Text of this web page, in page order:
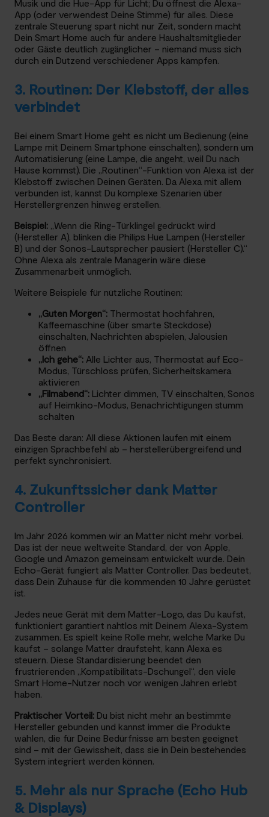
Musik und die Hue-App für Licht; Du öffnest die Alexa-
App (oder verwendest Deine Stimme) für alles. Diese
zentrale Steuerung spart nicht nur Zeit, sondern macht
Dein Smart Home auch für andere Haushaltsmitglieder
oder Gäste deutlich zugänglicher – niemand muss sich
durch ein Dutzend verschiedener Apps kämpfen.
3. Routinen: Der Klebstoff, der alles
verbindet
Bei einem Smart Home geht es nicht um Bedienung (eine
Lampe mit Deinem Smartphone einschalten), sondern um
Automatisierung (eine Lampe, die angeht, weil Du nach
Hause kommst). Die „Routinen“-Funktion von Alexa ist der
Klebstoff zwischen Deinen Geräten. Da Alexa mit allem
verbunden ist, kannst Du komplexe Szenarien über
Herstellergrenzen hinweg erstellen.
Beispiel: „Wenn die Ring-Türklingel gedrückt wird
(Hersteller A), blinken die Philips Hue Lampen (Hersteller
B) und der Sonos-Lautsprecher pausiert (Hersteller C).“
Ohne Alexa als zentrale Managerin wäre diese
Zusammenarbeit unmöglich.
Weitere Beispiele für nützliche Routinen:
„Guten Morgen“: Thermostat hochfahren,
Kaffeemaschine (über smarte Steckdose)
einschalten, Nachrichten abspielen, Jalousien
öffnen
„Ich gehe“: Alle Lichter aus, Thermostat auf Eco-
Modus, Türschloss prüfen, Sicherheitskamera
aktivieren
„Filmabend“: Lichter dimmen, TV einschalten, Sonos
auf Heimkino-Modus, Benachrichtigungen stumm
schalten
Das Beste daran: All diese Aktionen laufen mit einem
einzigen Sprachbefehl ab – herstellerübergreifend und
perfekt synchronisiert.
4. Zukunftssicher dank Matter
Controller
Im Jahr 2026 kommen wir an Matter nicht mehr vorbei.
Das ist der neue weltweite Standard, der von Apple,
Google und Amazon gemeinsam entwickelt wurde. Dein
Echo-Gerät fungiert als Matter Controller. Das bedeutet,
dass Dein Zuhause für die kommenden 10 Jahre gerüstet
ist.
Jedes neue Gerät mit dem Matter-Logo, das Du kaufst,
funktioniert garantiert nahtlos mit Deinem Alexa-System
zusammen. Es spielt keine Rolle mehr, welche Marke Du
kaufst – solange Matter draufsteht, kann Alexa es
steuern. Diese Standardisierung beendet den
frustrierenden „Kompatibilitäts-Dschungel“, den viele
Smart Home-Nutzer noch vor wenigen Jahren erlebt
haben.
Praktischer Vorteil: Du bist nicht mehr an bestimmte
Hersteller gebunden und kannst immer die Produkte
wählen, die für Deine Bedürfnisse am besten geeignet
sind – mit der Gewissheit, dass sie in Dein bestehendes
System integriert werden können.
5. Mehr als nur Sprache (Echo Hub
& Displays)